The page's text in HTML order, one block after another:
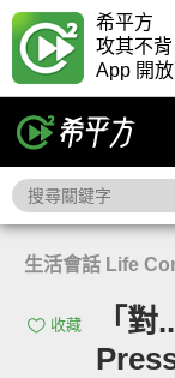
希平方
攻其不背
App 開
生活會話 Life
收藏
「